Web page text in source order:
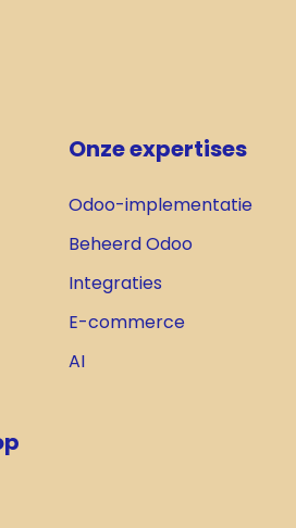
Onze expertises
Odoo-implementatie
Beheerd Odoo
Integrat​ies
E-commerce
AI